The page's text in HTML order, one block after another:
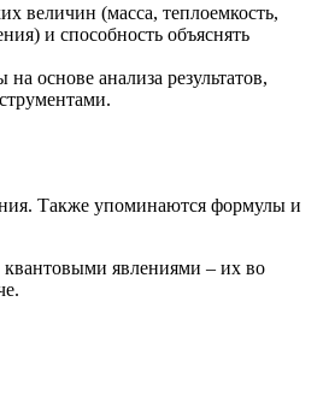
величин (масса, теплоемкость,
и способность объяснять
основе анализа результатов,
Также упоминаются формулы и
квантовыми явлениями – их во